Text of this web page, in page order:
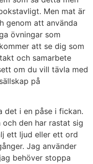
Men mat är
genom att använda
övningar som
att se dig som
och samarbete
om du vill tävla med
på
det i en påse i fickan.
den har rastat sig
ett ljud eller ett ord
Jag använder
behöver stoppa